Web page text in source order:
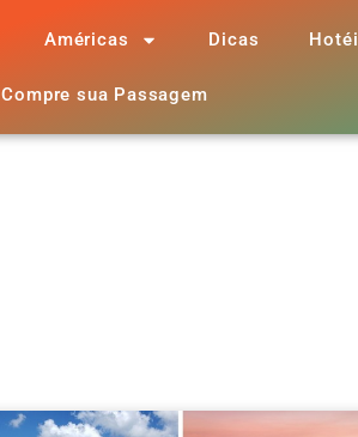
Américas Dicas
Compre sua Passagem